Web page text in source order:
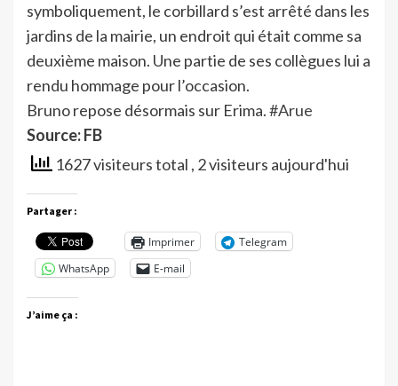
symboliquement, le corbillard s’est arrêté dans les
jardins de la mairie, un endroit qui était comme sa
deuxième maison. Une partie de ses collègues lui a
rendu hommage pour l’occasion.
Bruno repose désormais sur Erima.#Arue
Source: FB
1627 visiteurs total , 2 visiteurs aujourd'hui
Partager :
Imprimer
Telegram
WhatsApp
E-mail
J’aime ça :